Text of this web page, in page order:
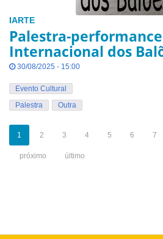
IARTE
Palestra-performance
Internacional dos
30/08/2025 - 15:00
Evento Cultural
Palestra
Outra
1 2 3 4 5 6 7
próximo último